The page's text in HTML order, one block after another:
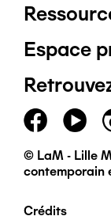
Pied
de
page
Espace
© LaM - Lille
contemporain
Crédits